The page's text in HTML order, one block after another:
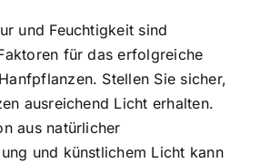
und Feuchtigkeit sind
für das erfolgreiche
Stellen Sie sicher,
ausreichend Licht erhalten.
aus natürlicher
und künstlichem Licht kann